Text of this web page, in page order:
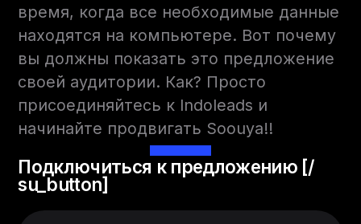
время, когда все необходимые данные
находятся на компьютере. Вот почему
вы должны показать это предложение
своей аудитории. Как? Просто
присоединяйтесь к Indoleads и
начинайте продвигать Soouya!!
Подключиться к предложению [/
su_button]